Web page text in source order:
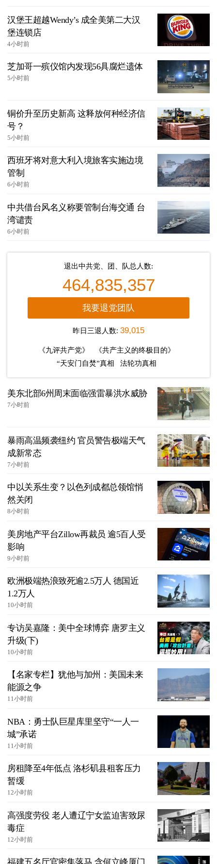
汉堡王超越Wendy’s 成全美第二大汉
堡连锁店
4小时前
芝加哥一殡仪馆内发现56具腐烂遗体
5小时前
铜价升至历史新高 这释放何种经济信
号？
5小时前
西班牙将对意大利入境旅客实施边境
管制
6小时前
中共借台风名义称要管制台海交通 台
湾谴责
6小时前
退出中共党、团、队总人数:
464,835,357
我要退党团队
昨日三退人数: 39,015
《九评共产党》
《共产主义的终极目的》
“天安门自焚”真相
法轮功真相
美东北部6州周末面临强雷暴洪水威胁
7小时前
暴雨高温频袭纽约 官员警告极端天气
成新常态
7小时前
中以关系生变？以色列成都总领馆悄
然关闭
8小时前
美房地产平台Zillow再裁员 逾5百人受
影响
9小时前
欧洲极端热浪致死逾2.5万人 德国近
1.2万人
10小时前
专访吴嘉隆：美中全球博弈 唐罗主义
升级(下)
10小时前
【名家专栏】犹他与加州：美国未来
能源之争
11小时前
NBA：勇士队巨星库里坚守“一人一
城”承诺
11小时前
房租降至4年低点 洛杉矶县租客压力
暂缓
12小时前
高强度劳役 老人遭辽宁女监迫害致尿
毒症
12小时前